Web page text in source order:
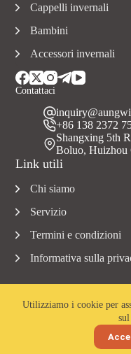
Utilizziamo i cookie per
Contattaci
+86 138 2372
Shangxing 5th
Boluo, Huizhou
Link utili
Chi siamo
Servizio
Termini e condizioni
Informativa sulla
Cappelli invernali
Bambini
Accessori invernali
Copyright © 2023